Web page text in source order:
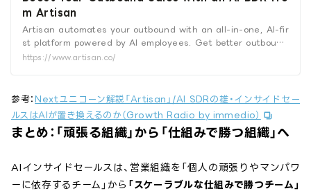
m Artisan
Artisan automates your outbound with an all-in-one, AI-fir
st platform powered by AI employees. Get better outbound
sales results with an AI BDR.
https://www.artisan.co/
参考： Nextユニコーン解説「Artisan」/AI SDRの雄・インサイドセー
ルスはAIが置き換えるのか（Growth Radio by immedio）
まとめ：「頑張る組織」から「仕組みで勝つ組織」へ
AIインサイドセールスは、営業組織を「個人の頑張りやマンパワ
ーに依存するチーム」から 「スケーラブルな仕組みで勝つチーム」